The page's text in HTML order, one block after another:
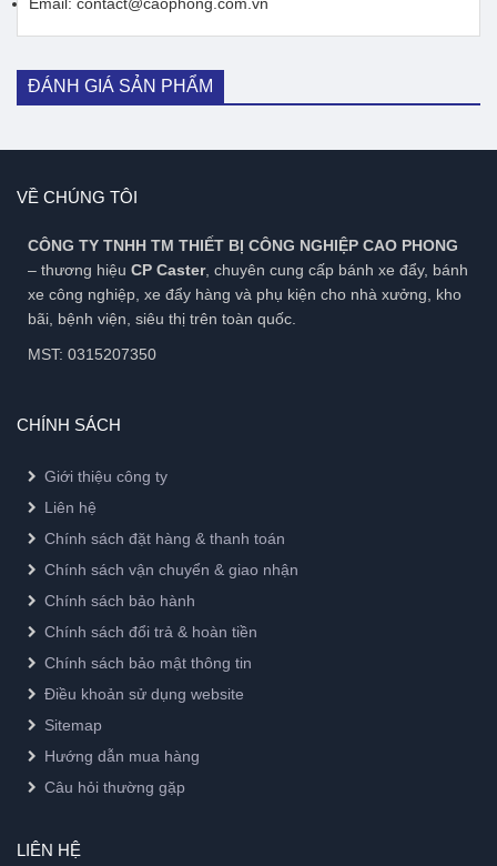
Email: contact@caophong.com.vn
ĐÁNH GIÁ SẢN PHẨM
VỀ CHÚNG TÔI
CÔNG TY TNHH TM THIẾT BỊ CÔNG NGHIỆP CAO PHONG
– thương hiệu CP Caster, chuyên cung cấp bánh xe đẩy, bánh
xe công nghiệp, xe đẩy hàng và phụ kiện cho nhà xưởng, kho
bãi, bệnh viện, siêu thị trên toàn quốc.
MST: 0315207350
CHÍNH SÁCH
Giới thiệu công ty
Liên hệ
Chính sách đặt hàng & thanh toán
Chính sách vận chuyển & giao nhận
Chính sách bảo hành
Chính sách đổi trả & hoàn tiền
Chính sách bảo mật thông tin
Điều khoản sử dụng website
Sitemap
Hướng dẫn mua hàng
Câu hỏi thường gặp
LIÊN HỆ